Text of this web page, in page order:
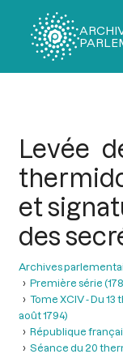
Levée
et
des
Archives
Première série
Tome XCIV - Du
août 1794)
République
Séance du 20